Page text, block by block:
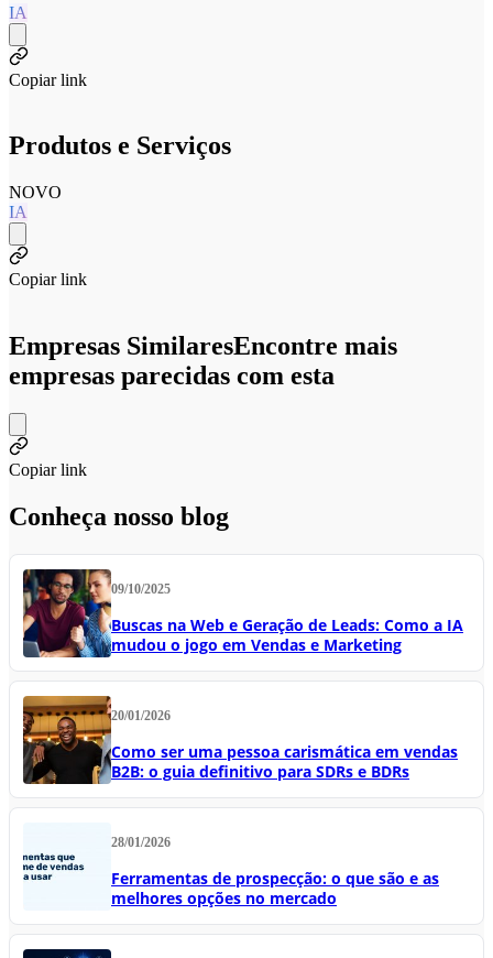
IA
Copiar link
Produtos e Serviços
NOVO
IA
Copiar link
Empresas SimilaresEncontre mais
empresas parecidas com esta
Copiar link
Conheça nosso blog
09/10/2025
Buscas na Web e Geração de Leads: Como a IA
mudou o jogo em Vendas e Marketing
20/01/2026
Como ser uma pessoa carismática em vendas
B2B: o guia definitivo para SDRs e BDRs
28/01/2026
Ferramentas de prospecção: o que são e as
melhores opções no mercado